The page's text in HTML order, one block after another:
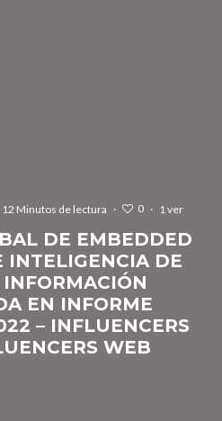
12 Minutos de lectura · 0 · 1 ver
DE EMBEDDED
INTELIGENCIA DE
INFORMACIÓN
EN INFORME
– INFLUENCERS
WEB